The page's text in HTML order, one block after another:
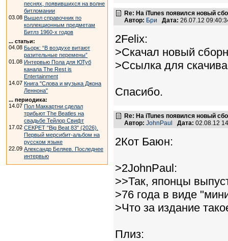
песнях, появившихся на волне
битломании
03.08 Вышел справочник по
коллекционным предметам
Битлз 1960-х годов
... статьи:
04.08 Бьорк: “В воздухе витают
разительные перемены”
01.08 Интервью Пола для ЮТуб
канала The Rest is
Entertainment
14.07 Книга "Слова и музыка Джона
Леннона"
... периодика:
14.07 Пол Маккартни сделал
трибьют The Beatles на
свадьбе Тейлор Свифт
17.02 СЕКРЕТ "Big Beat 83" (2026).
Первый мерсибит-альбом на
русском языке
22.09 Александр Беляев. Последнее
интервью
Re: На iTunes появился новый
Автор: Бри Дата: 26.07.12
2Felix:
>Скачал новый
>Ссылка для
Спасибо.
Re: На iTunes появился новый
Автор: JohnPaul Дата: 02.08.12
2Кот Баюн:
>2JohnPaul:
>>Так, японцы
>76 года в виде
>Что за издание
Плиз: